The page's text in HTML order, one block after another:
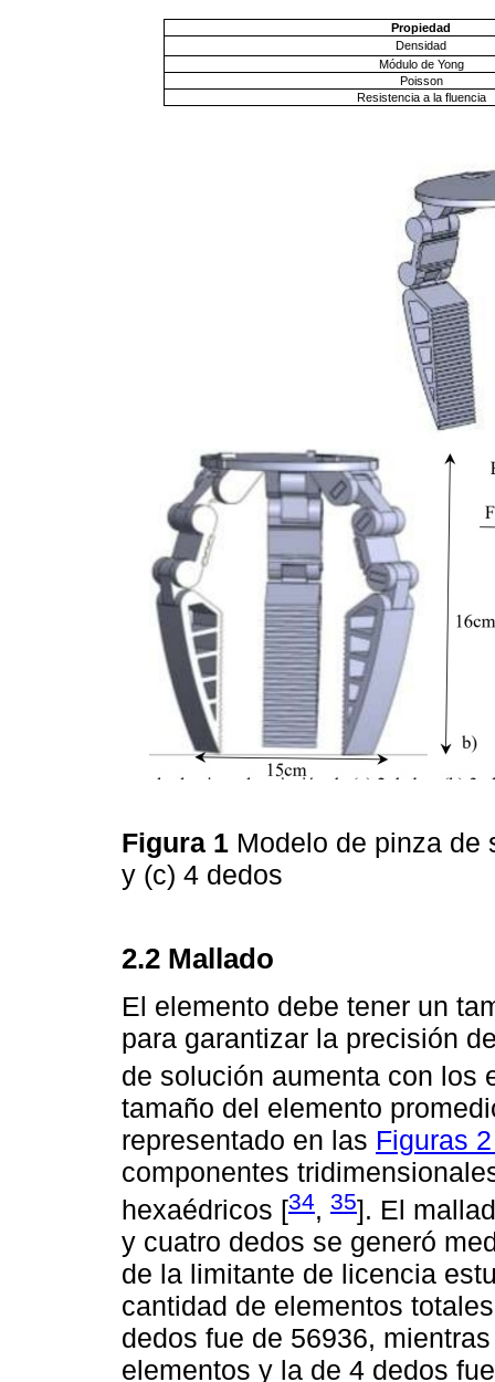
Propiedad
Densidad
Módulo de Yong
Poisson
Resistencia a la fluencia
Figura 1 Modelo de pinza de
y (c) 4 dedos
2.2 Mallado
El elemento debe tener un
para garantizar la precisión
de solución aumenta con los
tamaño del elemento
representado en las Figuras
componentes
hexaédricos [34, 35]. El
y cuatro dedos se generó
de la limitante de licencia
cantidad de elementos
dedos fue de 56936,
elementos y la de 4 dedos